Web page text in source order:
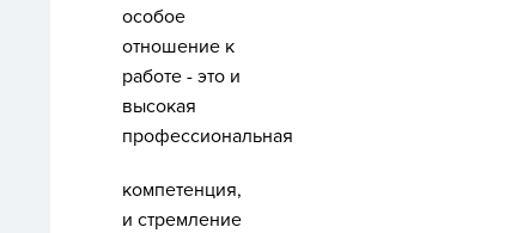
особое
отношение к
работе - это и
высокая
профессиональная
компетенция,
и стремление